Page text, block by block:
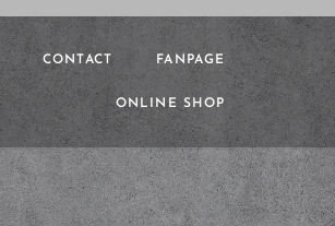
CONTACT FANPAGE
ONLINE SHOP